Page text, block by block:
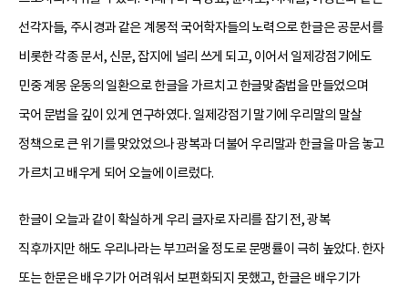
선각자들, 주시경과 같은 계몽적 국어학자들의 노력으로 한글은 공문서를
비롯한 각종 문서, 신문, 잡지에 널리 쓰게 되고, 이어서 일제강점기에도
민중 계몽 운동의 일환으로 한글을 가르치고 한글맞춤법을 만들었으며
국어 문법을 깊이 있게 연구하였다. 일제강점기 말기에 우리말의 말살
정책으로 큰 위기를 맞았었으나 광복과 더불어 우리말과 한글을 마음 놓고
가르치고 배우게 되어 오늘에 이르렀다.
한글이 오늘과 같이 확실하게 우리 글자로 자리를 잡기 전, 광복
직후까지만 해도 우리나라는 부끄러울 정도로 문맹률이 극히 높았다. 한자
또는 한문은 배우기가 어려워서 보편화되지 못했고, 한글은 배우기가